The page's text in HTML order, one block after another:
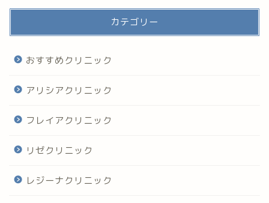
カテゴリー
おすすめクリニック
アリシアクリニック
フレイアクリニック
リゼクリニック
レジーナクリニック